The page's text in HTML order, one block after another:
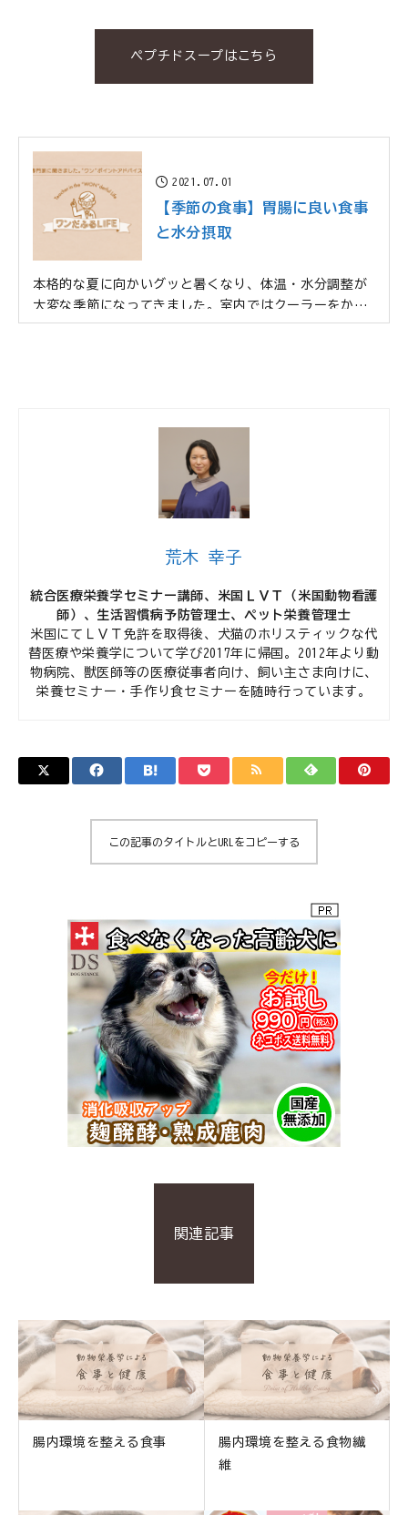
ペプチドスープはこちら
2021.07.01
【季節の食事】胃腸に良い食事
と水分摂取
本格的な夏に向かいグッと暑くなり、体温・水分調整が
大変な季節になってきました。室内ではクーラーをか
け...
荒木 幸子
統合医療栄養学セミナー講師、米国ＬＶＴ（米国動物看護
師）、生活習慣病予防管理士、ペット栄養管理士
米国にてＬＶＴ免許を取得後、犬猫のホリスティックな代
替医療や栄養学について学び2017年に帰国。2012年より動
物病院、獣医師等の医療従事者向け、飼い主さま向けに、
栄養セミナー・手作り食セミナーを随時行っています。
この記事のタイトルとURLをコピーする
関連記事
腸内環境を整える食事
腸内環境を整える食物繊
維